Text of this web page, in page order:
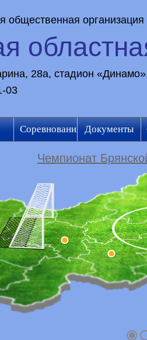
общественная организация
28а, стадион
03
Соревнования Документы
Чемпионат